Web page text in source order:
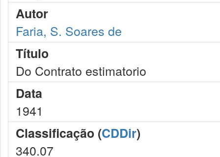
Autor
Faria, S. Soares de
Título
Do Contrato estimatorio
Data
1941
Classificação (CDDir)
340.07